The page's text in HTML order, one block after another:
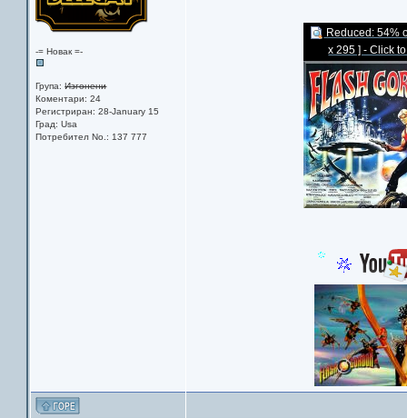
-= Новак =-
Група:Изгонени
Коментари: 24
Регистриран: 28-January 15
Град: Usa
Потребител No.: 137 777
Reduced: 54%
x 295 ] - Click